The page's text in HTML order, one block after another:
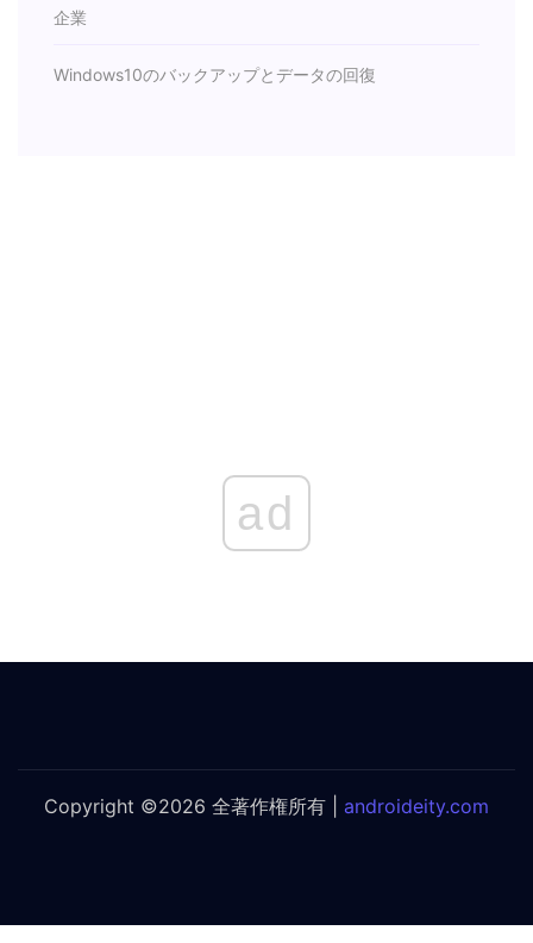
企業
Windows10のバックアップとデータの回復
ad
Copyright ©2026 全著作権所有 | androideity.com